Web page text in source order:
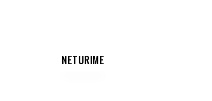
NETURIME